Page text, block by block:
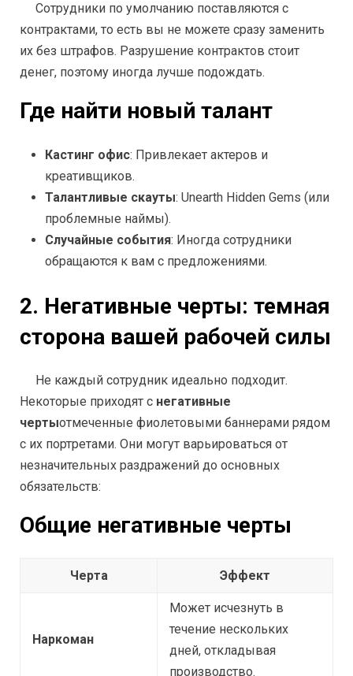
Сотрудники по умолчанию поставляются с
контрактами, то есть вы не можете сразу заменить
их без штрафов. Разрушение контрактов стоит
денег, поэтому иногда лучше подождать.
Где найти новый талант
Кастинг офис: Привлекает актеров и
креативщиков.
Талантливые скауты: Unearth Hidden Gems (или
проблемные наймы).
Случайные события: Иногда сотрудники
обращаются к вам с предложениями.
2. Негативные черты: темная
сторона вашей рабочей силы
Не каждый сотрудник идеально подходит.
Некоторые приходят с негативные
чертыотмеченные фиолетовыми баннерами рядом
с их портретами. Они могут варьироваться от
незначительных раздражений до основных
обязательств:
Общие негативные черты
Черта Эффект
Наркоман
Может исчезнуть в
течение нескольких
дней, откладывая
производство.